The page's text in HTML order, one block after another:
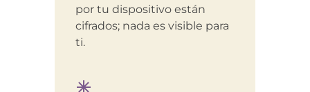
por tu dispositivo están
cifrados; nada es visible para
ti.